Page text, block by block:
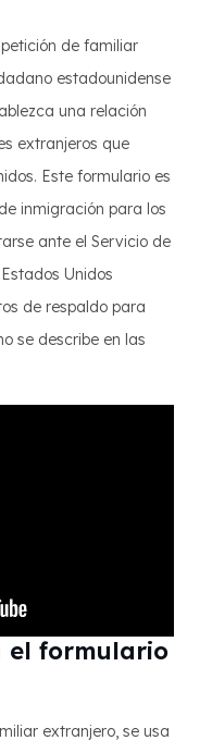
de familiar
estadounidense
una relación
extranjeros que
Este formulario es
inmigración para los
ante el Servicio de
Unidos
de respaldo para
se describe en las
el formulario
extranjero, se usa